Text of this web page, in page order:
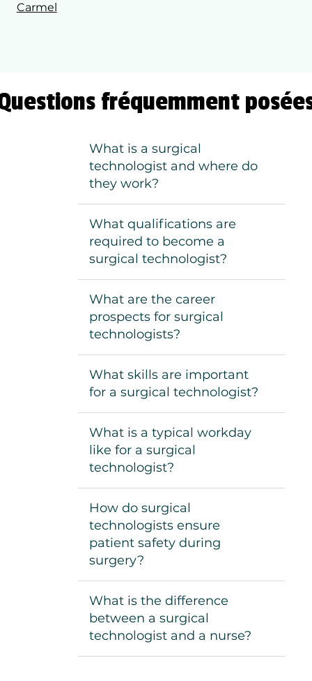
Carmel
fréquemment
What is a surgical
technologist and where do
they work?
What qualifications are
required to become a
surgical technologist?
What are the career
prospects for surgical
technologists?
What skills are important
for a surgical technologist?
What is a typical workday
like for a surgical
technologist?
How do surgical
technologists ensure
patient safety during
surgery?
What is the difference
between a surgical
technologist and a nurse?